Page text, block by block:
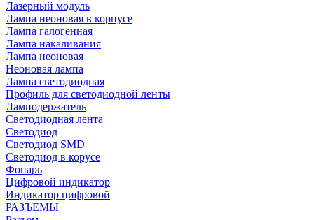
Лазерный модуль
Лампа неоновая в корпусе
Лампа галогенная
Лампа накаливания
Лампа неоновая
Неоновая лампа
Лампа светодиодная
Профиль для светодиодной ленты
Ламподержатель
Светодиодная лента
Светодиод
Светодиод SMD
Светодиод в корусе
Фонарь
Цифровой индикатор
Индикатор цифровой
РАЗЪЕМЫ